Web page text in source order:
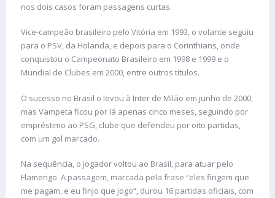
nos dois casos foram passagens curtas.
Vice-campeão brasileiro pelo Vitória em 1993, o volante seguiu
para o PSV, da Holanda, e depois para o Corinthians, onde
conquistou o Campeonato Brasileiro em 1998 e 1999 e o
Mundial de Clubes em 2000, entre outros títulos.
O sucesso no Brasil o levou à Inter de Milão em junho de 2000,
mas Vampeta ficou por lá apenas cinco meses, seguindo por
empréstimo ao PSG, clube que defendeu por oito partidas,
com um gol marcado.
Na sequência, o jogador voltou ao Brasil, para atuar pelo
Flamengo. A passagem, marcada pela frase “eles fingem que
me pagam, e eu finjo que jogo“, durou 16 partidas oficiais, com